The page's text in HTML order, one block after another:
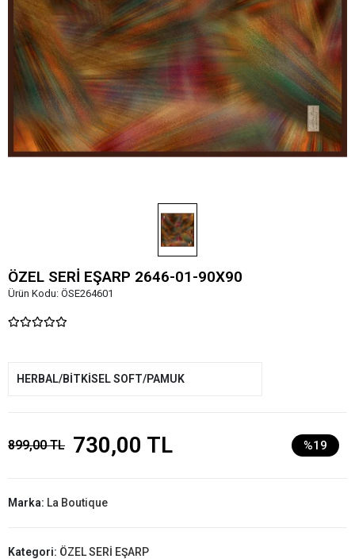
ÖZEL SERİ EŞARP 2646-01-90X90
Ürün Kodu: ÖSE264601
HERBAL/BİTKİSEL SOFT/PAMUK
899,00 TL 730,00 TL %19
Marka: La Boutique
Kategori: ÖZEL SERİ EŞARP